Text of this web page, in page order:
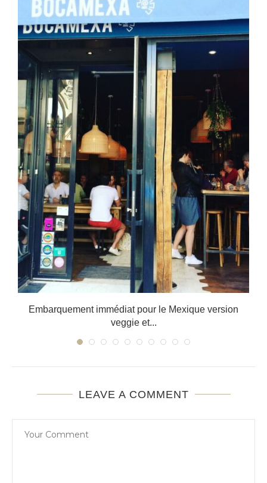
Embarquement immédiat pour le Mexique version
veggie et...
LEAVE A COMMENT